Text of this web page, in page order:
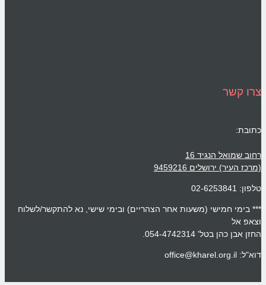
צרו קשר
כתובת:
רחוב שמואל הנגיד 16
(מרכז העיר) ירושלים 9459216
טלפון: 02-6253841
*** בימי חמישי (משעות אחר הצהריים) ובימי שישי, נא להתקשר/לשלוח
וצאפ אל
החזן אבן כהן בטל' 054-4742314.
דוא"ל: office@kharel.org.il